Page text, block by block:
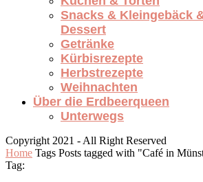
Snacks & Kleingebäck
Dessert
Getränke
Kürbisrezepte
Herbstrezepte
Weihnachten
Über die Erdbeerqueen
Unterwegs
Copyright 2021 - All Right Reserved
Home Tags Posts tagged with "Café in
Tag: